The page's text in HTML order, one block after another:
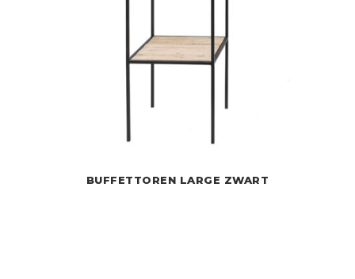
BUFFETTOREN LARGE ZWART